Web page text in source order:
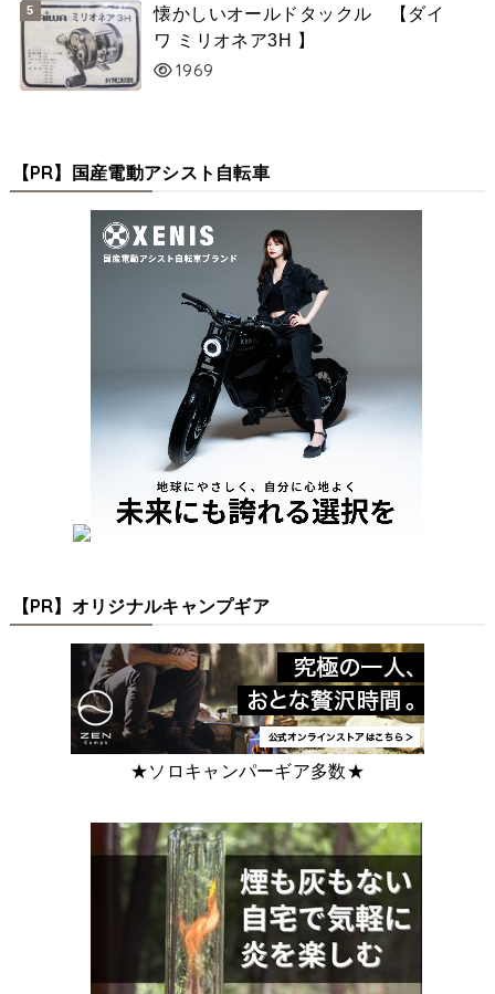
懐かしいオールドタックル 【ダイ
ワ ミリオネア3H 】
1969
【PR】国産電動アシスト自転車
【PR】オリジナルキャンプギア
★ソロキャンパーギア多数★